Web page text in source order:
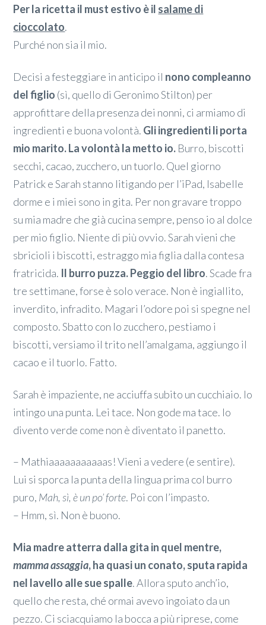
Per la ricetta il must estivo è il salame di
cioccolato.
Purché non sia il mio.
Decisi a festeggiare in anticipo il nono compleanno
del figlio (sì, quello di Geronimo Stilton) per
approfittare della presenza dei nonni, ci armiamo di
ingredienti e buona volontà. Gli ingredienti li porta
mio marito. La volontà la metto io. Burro, biscotti
secchi, cacao, zucchero, un tuorlo. Quel giorno
Patrick e Sarah stanno litigando per l’iPad, Isabelle
dorme e i miei sono in gita. Per non gravare troppo
su mia madre che già cucina sempre, penso io al dolce
per mio figlio. Niente di più ovvio. Sarah vieni che
sbricioli i biscotti, estraggo mia figlia dalla contesa
fratricida. Il burro puzza. Peggio del libro. Scade fra
tre settimane, forse è solo verace. Non è ingiallito,
inverdito, infradito. Magari l’odore poi si spegne nel
composto. Sbatto con lo zucchero, pestiamo i
biscotti, versiamo il trito nell’amalgama, aggiungo il
cacao e il tuorlo. Fatto.
Sarah è impaziente, ne acciuffa subito un cucchiaio. Io
intingo una punta. Lei tace. Non gode ma tace. Io
divento verde come non è diventato il panetto.
– Mathiaaaaaaaaaaas! Vieni a vedere (e sentire).
Lui si sporca la punta della lingua prima col burro
puro, Mah, sì, è un po’ forte. Poi con l’impasto.
– Hmm, sì. Non è buono.
Mia madre atterra dalla gita in quel mentre,
mamma assaggia, ha quasi un conato, sputa rapida
nel lavello alle sue spalle. Allora sputo anch’io,
quello che resta, ché ormai avevo ingoiato da un
pezzo. Ci sciacquiamo la bocca a più riprese, come